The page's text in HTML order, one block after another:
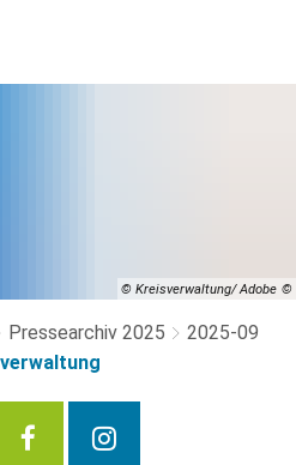
© Kreisverwaltung/ Adobe
Pressearchiv 2025
2025-09